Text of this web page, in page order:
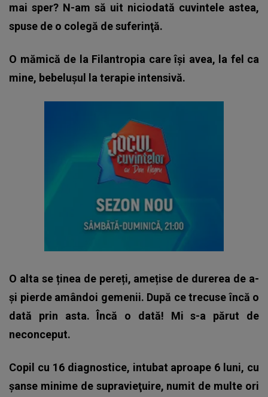
mai sper? N-am să uit niciodată cuvintele astea,
spuse de o colegă de suferinţă.
O mămică de la Filantropia care își avea, la fel ca
mine, bebelușul la terapie intensivă.
O alta se ținea de pereți, amețise de durerea de a-
și pierde amândoi gemenii. După ce trecuse încă o
dată prin asta. Încă o dată! Mi s-a părut de
neconceput.
Copil cu 16 diagnostice, intubat aproape 6 luni, cu
şanse minime de supravieţuire, numit de multe ori